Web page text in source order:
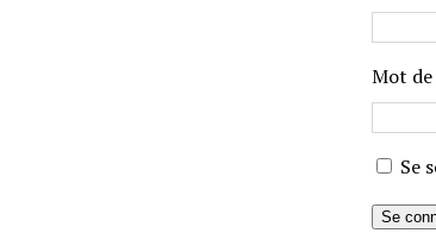
Mot de
Se
Se